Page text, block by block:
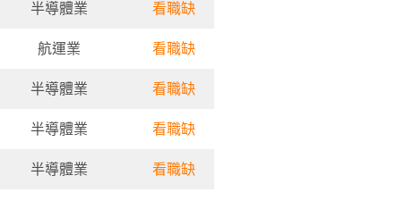
半導體業 看職缺
航運業 看職缺
半導體業 看職缺
半導體業 看職缺
半導體業 看職缺